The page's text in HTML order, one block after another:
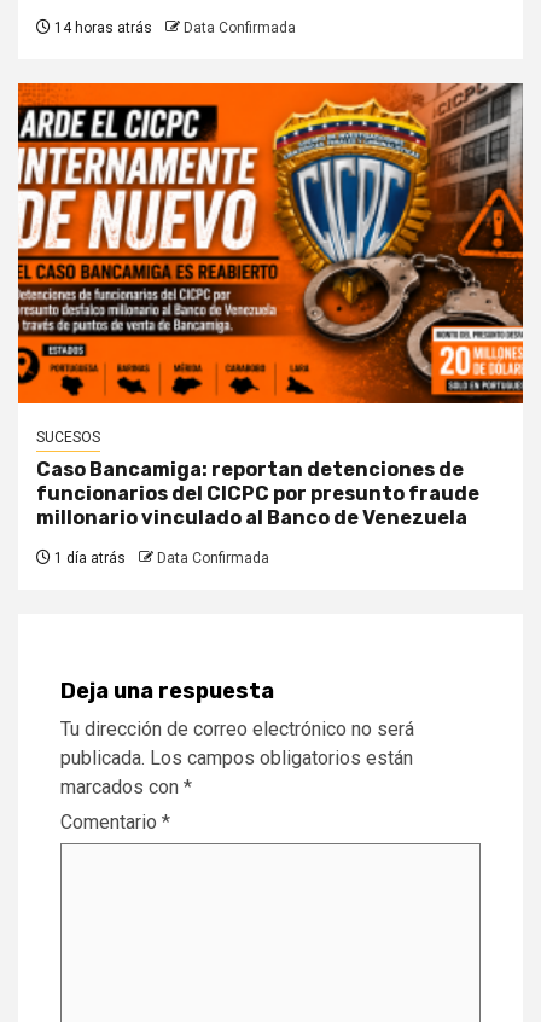
14 horas atrás Data Confirmada
SUCESOS
Caso Bancamiga: reportan detenciones de
funcionarios del CICPC por presunto fraude
millonario vinculado al Banco de Venezuela
1 día atrás Data Confirmada
Deja una respuesta
Tu dirección de correo electrónico no será
publicada. Los campos obligatorios están
marcados con *
Comentario *